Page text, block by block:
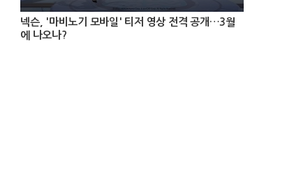
리바운드 볼즈
최고의 중독성! 미니멀한 게임
넥슨, '마비노기 모바일' 티저 영상 전격 공개…3월
에 나오나?